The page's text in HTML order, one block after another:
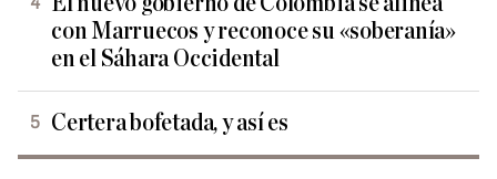
con Marruecos y reconoce su «soberanía»
en el Sáhara Occidental
Certera bofetada, y así es